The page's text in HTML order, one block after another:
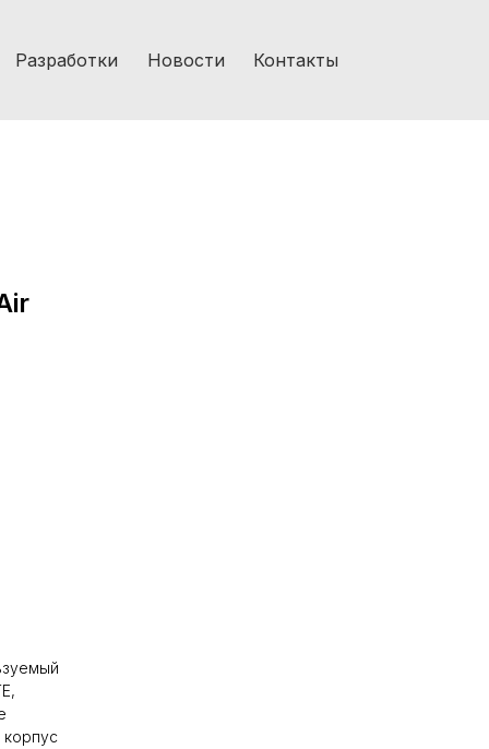
Разработки Новости Контакты